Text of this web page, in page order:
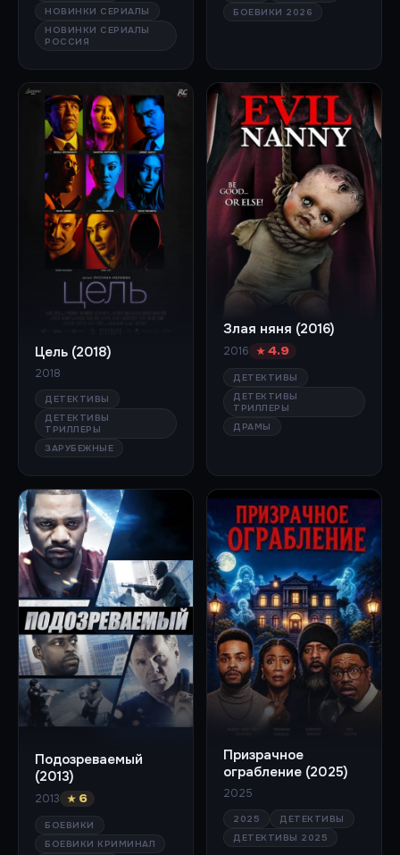
НОВИНКИ СЕРИАЛЫ
НОВИНКИ СЕРИАЛЫ
РОССИЯ
БОЕВИКИ 2026
Цель (2018)
2018
ДЕТЕКТИВЫ
ДЕТЕКТИВЫ
ТРИЛЛЕРЫ
ЗАРУБЕЖНЫЕ
Злая няня (2016)
2016 ★ 4.9
ДЕТЕКТИВЫ
ДЕТЕКТИВЫ
ТРИЛЛЕРЫ
ДРАМЫ
Подозреваемый
(2013)
2013 ★ 6
БОЕВИКИ
БОЕВИКИ КРИМИНАЛ
Призрачное
ограбление (2025)
2025
2025
ДЕТЕКТИВЫ
ДЕТЕКТИВЫ 2025